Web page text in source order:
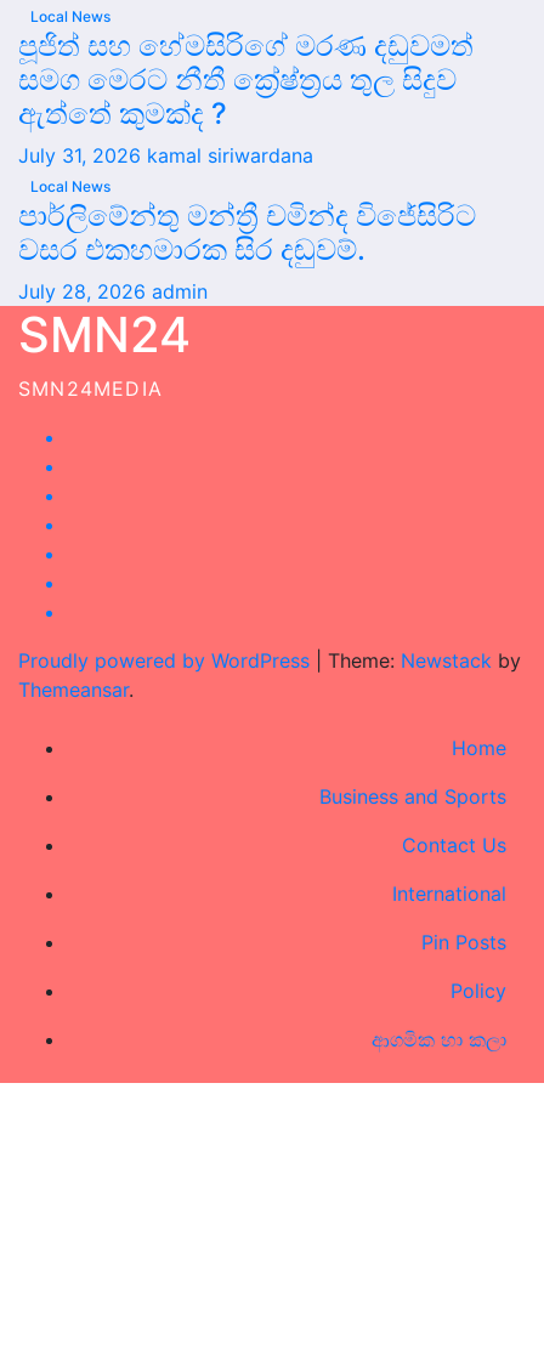
Local News
පූජිත් සහ හේමසිරිගේ මරණ දඩුවමත්
සමග මෙරට නීතී ක්‍රේෂ්ත්‍රය තුල සිදුව
ඇත්තේ කුමක්ද ?
July 31, 2026 kamal siriwardana
Local News
පාර්ලිමේන්තු මන්ත්‍රී චමින්ද විජේසිරිට
වසර එකහමාරක සිර දඬුවම්.
July 28, 2026 admin
SMN24
SMN24MEDIA
Proudly powered by WordPress Theme: Newstack by
Themeansar.
Home
Business and Sports
Contact Us
International
Pin Posts
Policy
ආගමික හා කලා